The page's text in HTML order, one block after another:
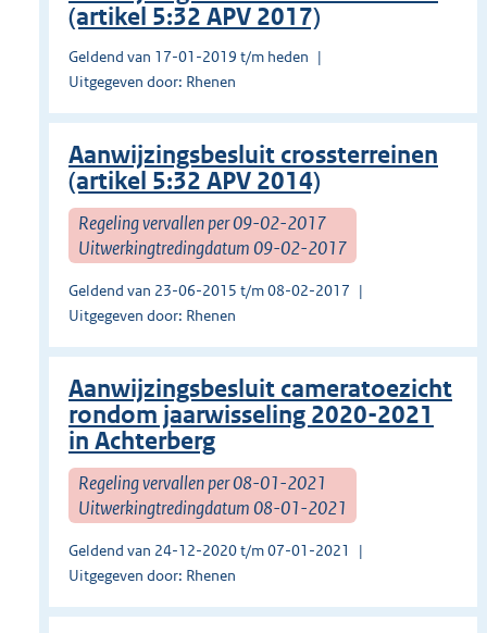
(artikel 5:32 APV 2017)
Geldend van 17-01-2019 t/m heden
Uitgegeven door: Rhenen
Aanwijzingsbesluit crossterreinen
(artikel 5:32 APV 2014)
Regeling vervallen per 09-02-2017
Uitwerkingtredingdatum 09-02-2017
Geldend van 23-06-2015 t/m 08-02-2017
Uitgegeven door: Rhenen
Aanwijzingsbesluit cameratoezicht
rondom jaarwisseling 2020-2021
in Achterberg
Regeling vervallen per 08-01-2021
Uitwerkingtredingdatum 08-01-2021
Geldend van 24-12-2020 t/m 07-01-2021
Uitgegeven door: Rhenen